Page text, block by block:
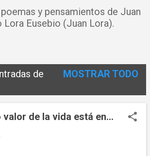
y pensamientos de Juan
Lora Eusebio (Juan Lora).
de
MOSTRAR TODO
valor de la vida está en...